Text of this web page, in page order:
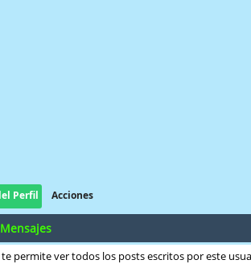
Perfil Acciones
te permite ver todos los posts escritos por este